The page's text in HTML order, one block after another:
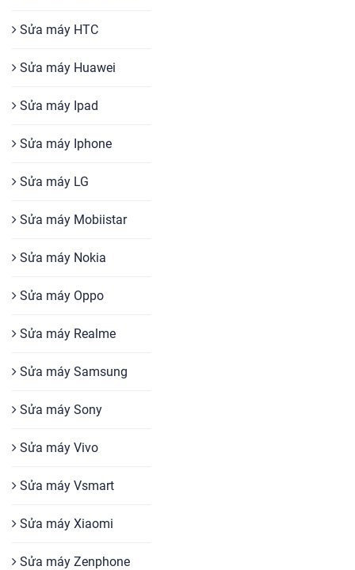
Sửa máy HTC
Sửa máy Huawei
Sửa máy Ipad
Sửa máy Iphone
Sửa máy LG
Sửa máy Mobiistar
Sửa máy Nokia
Sửa máy Oppo
Sửa máy Realme
Sửa máy Samsung
Sửa máy Sony
Sửa máy Vivo
Sửa máy Vsmart
Sửa máy Xiaomi
Sửa máy Zenphone